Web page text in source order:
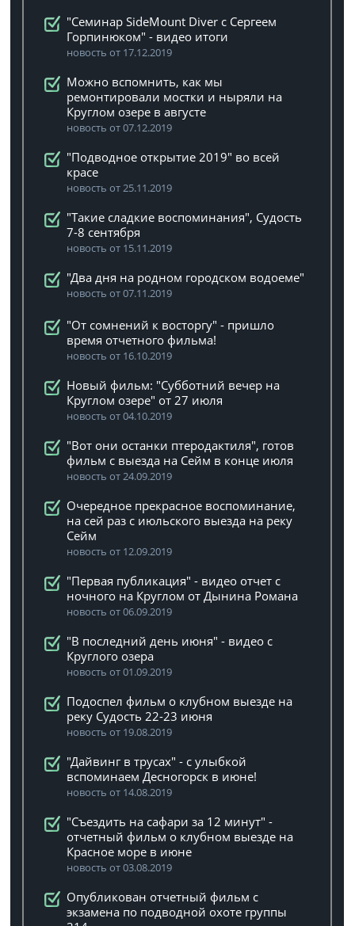
"Семинар SideMount Diver с Сергеем
Горпинюком" - видео итоги
новость от 17.12.2019
Можно вспомнить, как мы
ремонтировали мостки и ныряли на
Круглом озере в августе
новость от 07.12.2019
"Подводное открытие 2019" во всей
красе
новость от 25.11.2019
"Такие сладкие воспоминания", Судость
7-8 сентября
новость от 15.11.2019
"Два дня на родном городском водоеме"
новость от 07.11.2019
"От сомнений к восторгу" - пришло
время отчетного фильма!
новость от 16.10.2019
Новый фильм: "Субботний вечер на
Круглом озере" от 27 июля
новость от 04.10.2019
"Вот они останки птеродактиля", готов
фильм с выезда на Сейм в конце июля
новость от 24.09.2019
Очередное прекрасное воспоминание,
на сей раз с июльского выезда на реку
Сейм
новость от 12.09.2019
"Первая публикация" - видео отчет с
ночного на Круглом от Дынина Романа
новость от 06.09.2019
"В последний день июня" - видео с
Круглого озера
новость от 01.09.2019
Подоспел фильм о клубном выезде на
реку Судость 22-23 июня
новость от 19.08.2019
"Дайвинг в трусах" - с улыбкой
вспоминаем Десногорск в июне!
новость от 14.08.2019
"Съездить на сафари за 12 минут" -
отчетный фильм о клубном выезде на
Красное море в июне
новость от 03.08.2019
Опубликован отчетный фильм с
экзамена по подводной охоте группы